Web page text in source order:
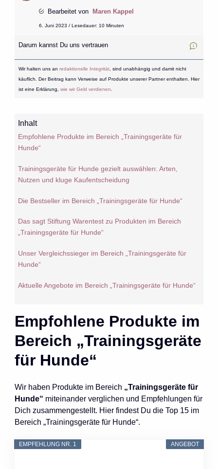
Bearbeitet von Maren Kappel
6. Juni 2023 / Lesedauer: 10 Minuten
Darum kannst Du uns vertrauen
Wir halten uns an redaktionelle Integrität, sind unabhängig und damit nicht
käuflich. Der Beitrag kann Verweise auf Produkte unserer Partner enthalten. Hier
ist eine Erklärung, wie wir Geld verdienen
Inhalt
Empfohlene Produkte im Bereich „Trainingsgeräte für
Hunde“
Trainingsgeräte für Hunde gezielt auswählen: Arten,
Nutzen und kluge Kaufentscheidung
Die Bestseller im Bereich „Trainingsgeräte für Hunde“
Das sagt Stiftung Warentest zu Produkten im Bereich
„Trainingsgeräte für Hunde“
Unser Vergleichssieger im Bereich „Trainingsgeräte für
Hunde“
Aktuelle Angebote im Bereich „Trainingsgeräte für Hunde“
Empfohlene Produkte im
Bereich „Trainingsgeräte
für Hunde“
Wir haben Produkte im Bereich „Trainingsgeräte für
Hunde“ miteinander verglichen und Empfehlungen für
Dich zusammengestellt. Hier findest Du die Top 15 im
Bereich „Trainingsgeräte für Hunde“.
ANGEBOT
EMPFEHLUNG NR. 1